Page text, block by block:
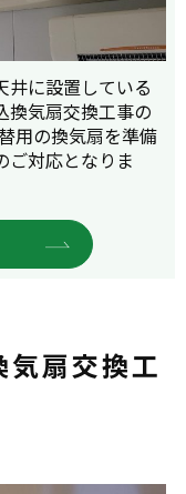
井に設置している
換気扇交換工事の
用の換気扇を準備
ご対応となりま
扇交換工